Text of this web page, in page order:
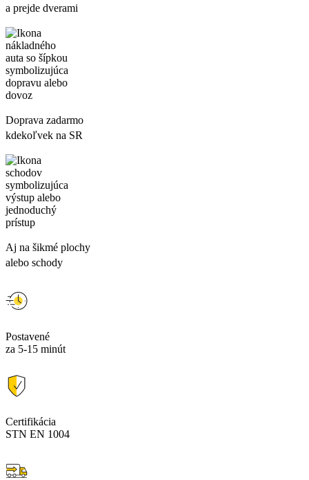
a prejde dverami
Doprava zadarmo
kdekoľvek na SR
Aj na šikmé plochy
alebo schody
Postavené
za 5-15 minút
Certifikácia
STN EN 1004